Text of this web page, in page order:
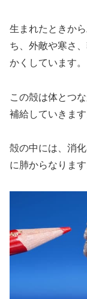
生まれたときか
ち、外敵や寒さ
かくしています。
この殻は体とつ
補給していきます
殻の中には、消
に肺からなります